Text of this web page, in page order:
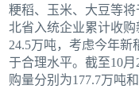
粳稻、玉米、大豆等将
北省入统企业累计收
24.5万吨，考虑今年
于合理水平。截至10
购量分别为177.7万吨